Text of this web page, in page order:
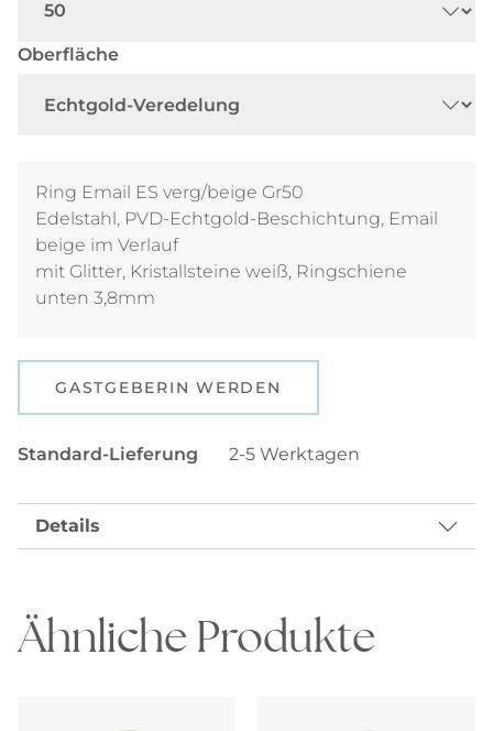
Oberfläche
Ring Email ES verg/beige Gr50
Edelstahl, PVD-Echtgold-Beschichtung, Email
beige im Verlauf
mit Glitter, Kristallsteine weiß, Ringschiene
unten 3,8mm
GASTGEBERIN WERDEN
Standard-Lieferung 2-5 Werktagen
Details
Ähnliche Produkte